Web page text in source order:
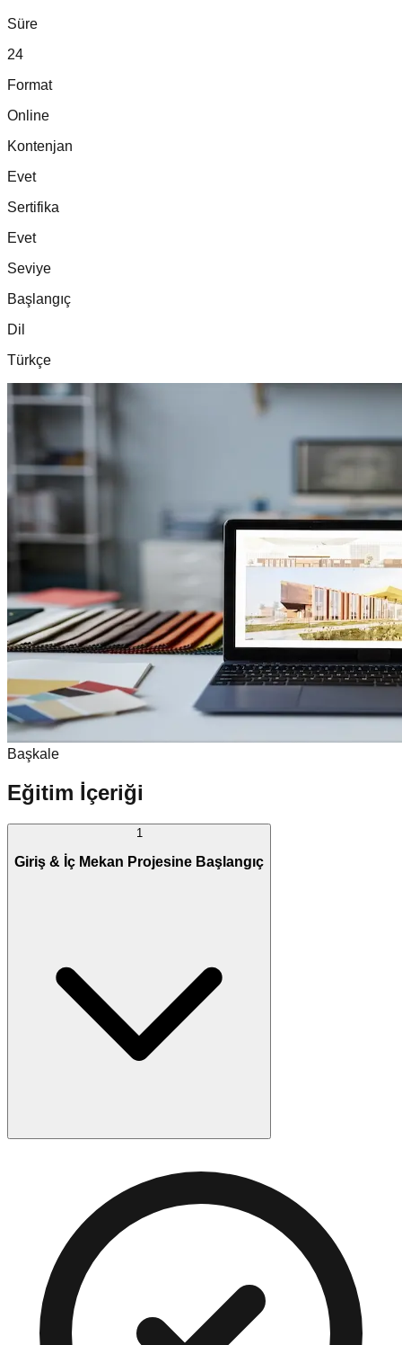
Süre
24
Format
Online
Kontenjan
Evet
Sertifika
Evet
Seviye
Başlangıç
Dil
Türkçe
Başkale
Eğitim İçeriği
1
Giriş & İç Mekan Projesine Başlangıç